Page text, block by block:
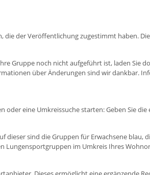
der Veröffentlichung zugestimmt haben.
Gruppe noch nicht aufgeführt ist, laden Sie
über Änderungen sind wir dankbar.
oder eine Umkreissuche starten: Geben Sie
dieser sind die Gruppen für Erwachsene blau,
im Umkreis Ihres